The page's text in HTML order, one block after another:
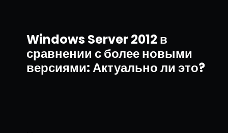
Windows Server 2012 в
сравнении с более новыми
версиями: Актуально ли это?